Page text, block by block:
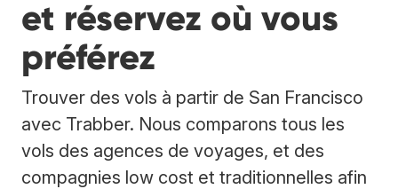
et réservez où vous
préférez
Trouver des vols à partir de San Francisco
avec Trabber. Nous comparons tous les
vols des agences de voyages, et des
compagnies low cost et traditionnelles afin